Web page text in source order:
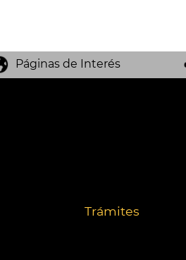
Páginas de Interés
Trámites